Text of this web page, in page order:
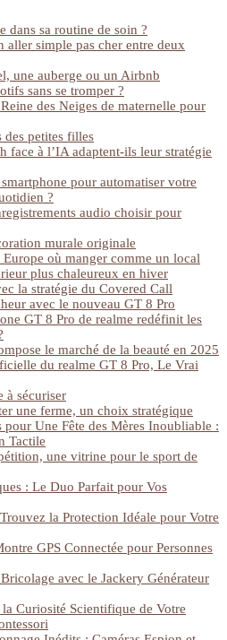
dans sa routine de soin ?
simple pas cher entre deux
une auberge ou un Airbnb
sans se tromper ?
des Neiges de maternelle pour
des petites filles
face à l’IA adaptent-ils leur stratégie
pour automatiser votre
?
audio choisir pour
murale originale
où manger comme un local
plus chaleureux en hiver
la stratégie du Covered Call
avec le nouveau GT 8 Pro
GT 8 Pro de realme redéfinit les
le marché de la beauté en 2025
du realme GT 8 Pro, Le Vrai
à sécuriser
une ferme, un choix stratégique
Une Fête des Mères Inoubliable :
Tactile
une vitrine pour le sport de
: Le Duo Parfait pour Vos
la Protection Idéale pour Votre
GPS Connectée pour Personnes
avec le Jackery Générateur
Curiosité Scientifique de Votre